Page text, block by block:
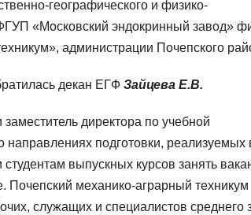
географического и физико-
«Московский эндокринный завод»
администрации Почепского
декан ЕГФ Зайцева Е.В.
заместитель директора по учебной
направлениях подготовки, реализуемых
выпускных курсов занять
Почепский механико-аграрный техникум
служащих и специалистов среднего